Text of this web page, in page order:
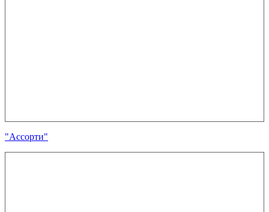
"Ассорти"